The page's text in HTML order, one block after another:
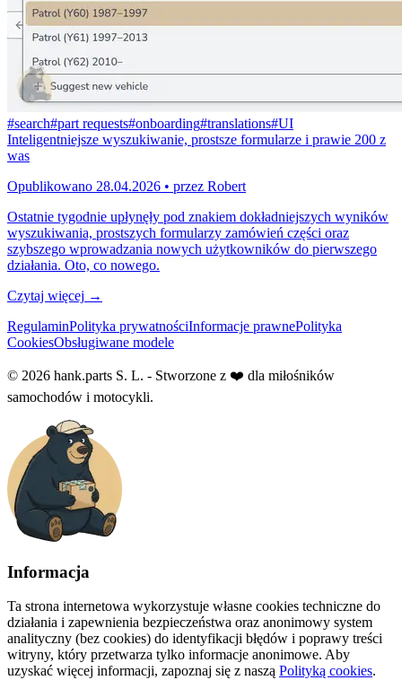
#search#part requests#onboarding#translations#UI
Inteligentniejsze wyszukiwanie, prostsze formularze i prawie 200 z
was
Opublikowano 28.04.2026 • przez Robert
Ostatnie tygodnie upłynęły pod znakiem dokładniejszych wyników
wyszukiwania, prostszych formularzy zamówień części oraz
szybszego wprowadzania nowych użytkowników do pierwszego
działania. Oto, co nowego.
Czytaj więcej →
RegulaminPolityka prywatnościInformacje prawnePolityka
CookiesObsługiwane modele
© 2026 hank.parts S. L. - Stworzone z ❤️ dla miłośników
samochodów i motocykli.
Informacja
Ta strona internetowa wykorzystuje własne cookies techniczne do
działania i zapewnienia bezpieczeństwa oraz anonimowy system
analityczny (bez cookies) do identyfikacji błędów i poprawy treści
witryny, który przetwarza tylko informacje anonimowe. Aby
uzyskać więcej informacji, zapoznaj się z naszą Polityką cookies.